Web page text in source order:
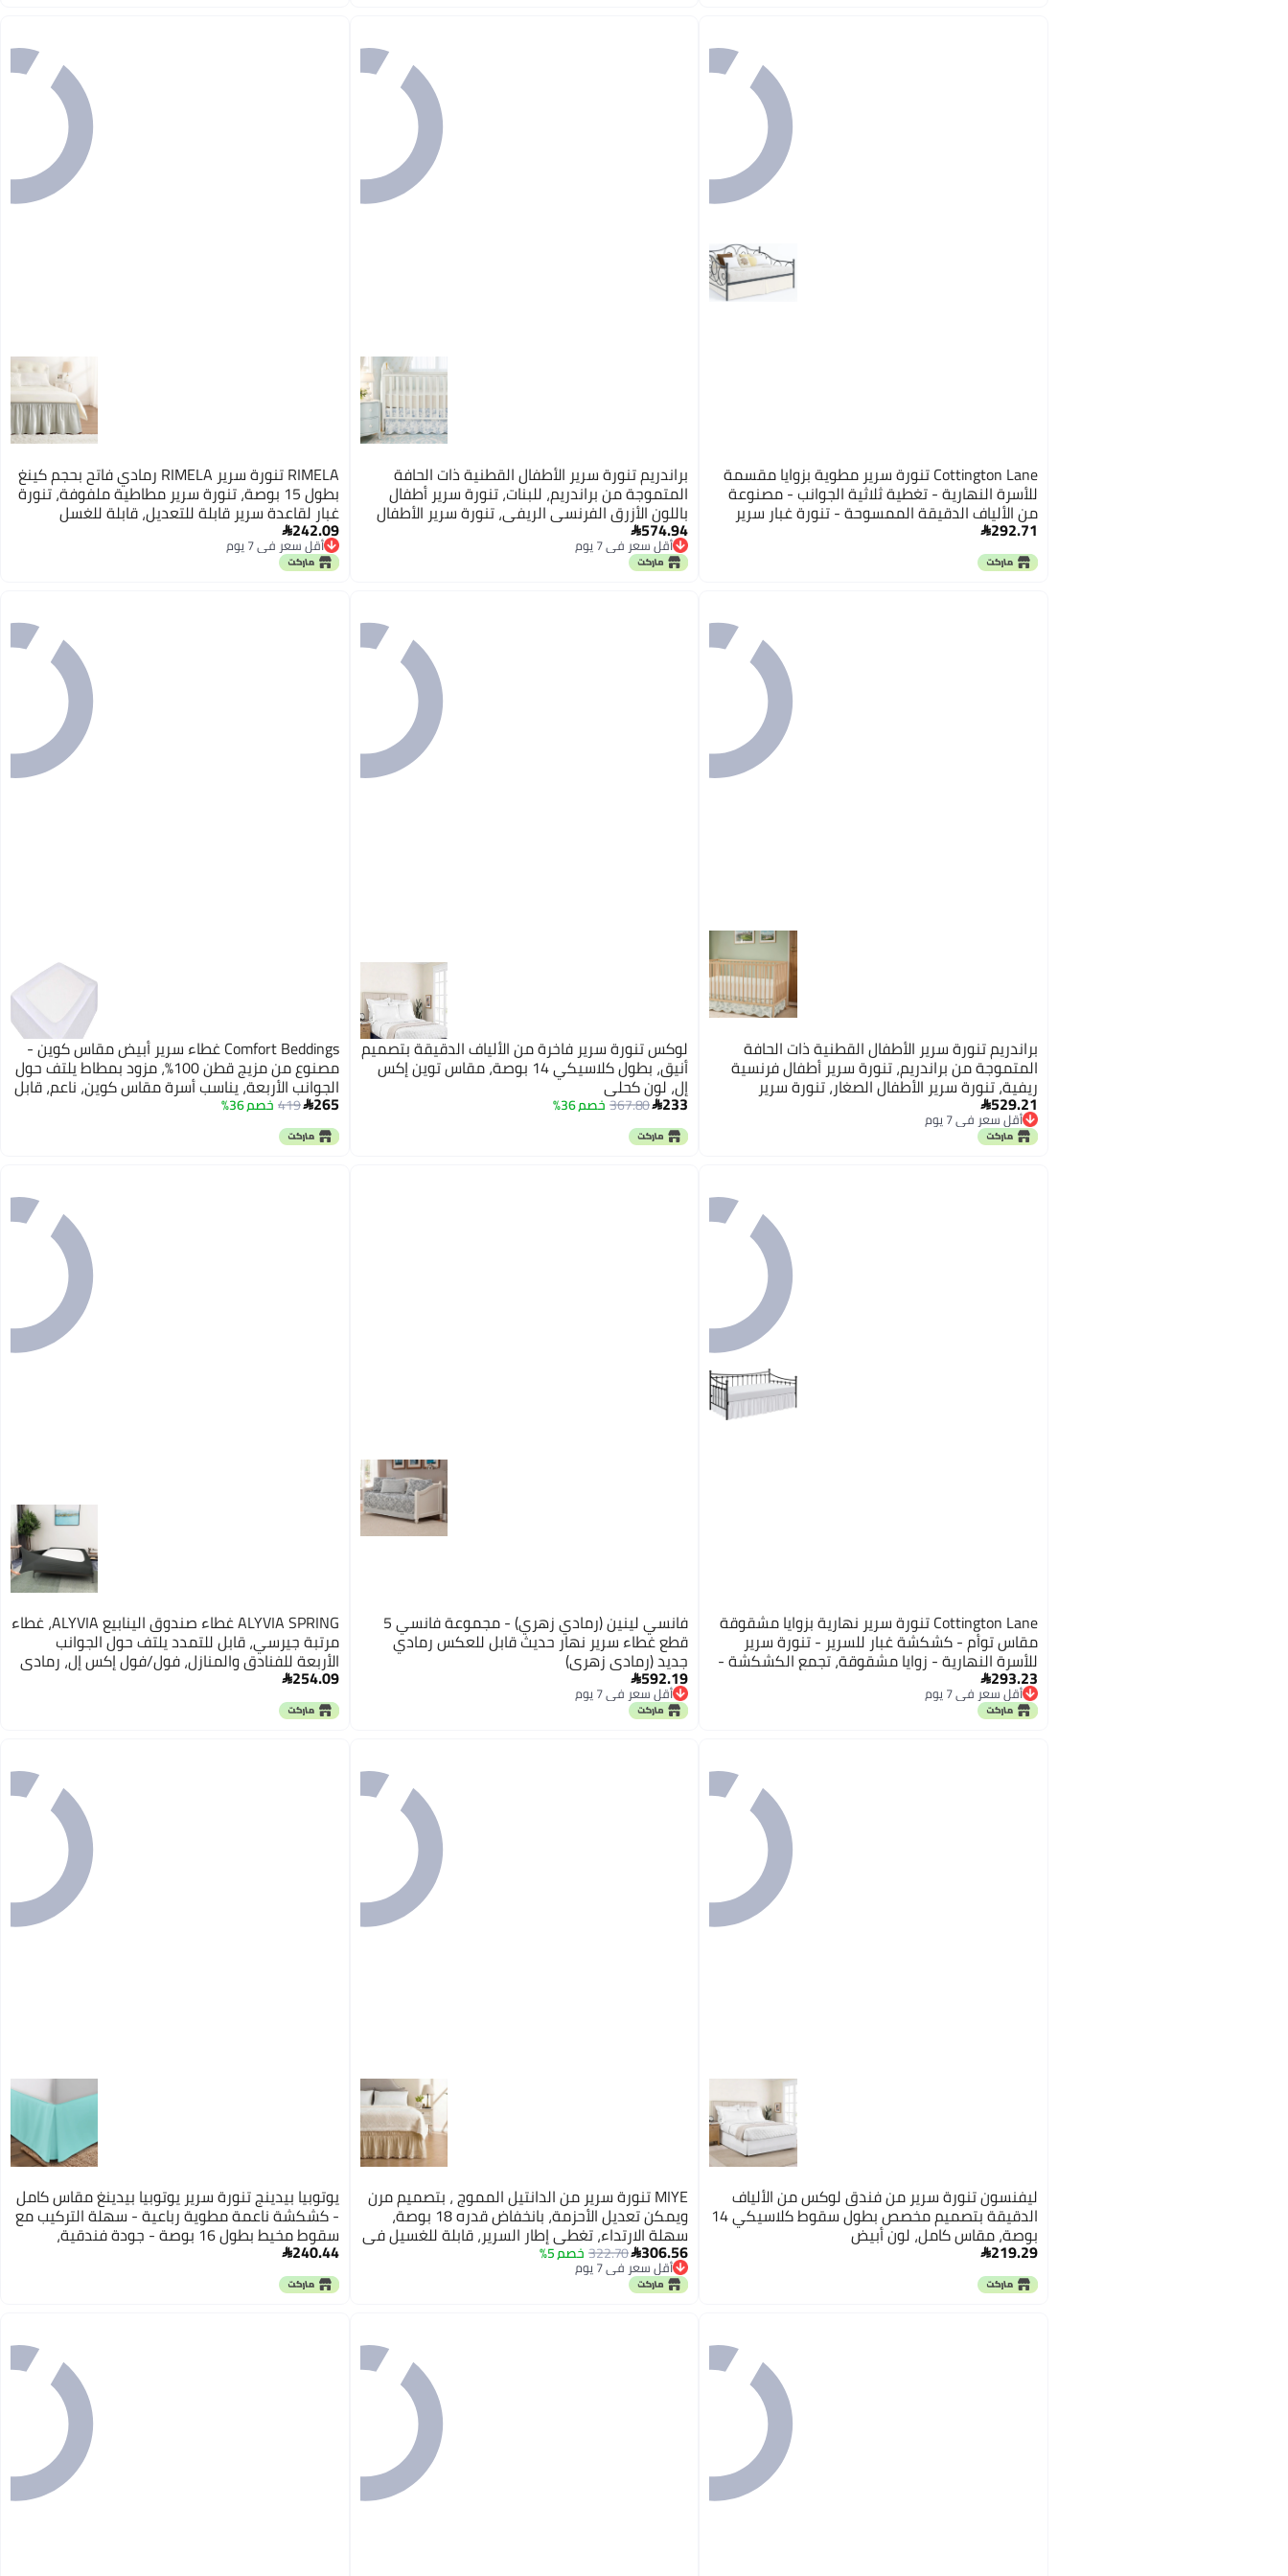
Cottington Lane تنورة سرير مطوية بزوايا مقسمة
للأسرة النهارية - تغطية ثلاثية الجوانب - مصنوعة
من الألياف الدقيقة الممسوحة - تنورة غبار سرير
نهارية عاجية بزوايا مقسمة - مقاس توأم بسقوط
12 بوصة (توأم/سقوط 12 بوصة)
292.71
براندريم تنورة سرير الأطفال القطنية ذات الحافة
المتموجة من براندريم، للبنات، تنورة سرير أطفال
باللون الأزرق الفرنسي الريفي، تنورة سرير الأطفال
الصغار، تنورة سرير الحضانة ذات الطابع الريفي الأنيق،
تنورة بوهو بوهيمية قديمة مطبوعة بالزهور من
الجيل الأكبر
574.94
أقل سعر في 7 يوم
توصيل مجاني
أقل سعر في 7 يوم
RIMELA تنورة سرير RIMELA رمادي فاتح بحجم كينغ
بطول 15 بوصة، تنورة سرير مطاطية ملفوفة، تنورة
غبار لقاعدة سرير قابلة للتعديل، قابلة للغسل
بالماكينة، سهلة التركيب
242.09
أقل سعر في 7 يوم
أقل سعر في 7 يوم
براندريم تنورة سرير الأطفال القطنية ذات الحافة
المتموجة من براندريم، تنورة سرير أطفال فرنسية
ريفية، تنورة سرير الأطفال الصغار، تنورة سرير
الحضانة، تنورة بوهو بوهيمية محايدة قديمة خضراء
مطبوعة بالزهور، تنورة ذات طابع ريفي أنيق بوهو
بوهيمية
529.21
أقل سعر في 7 يوم
توصيل مجاني
أقل سعر في 7 يوم
لوكس تنورة سرير فاخرة من الألياف الدقيقة بتصميم
أنيق، بطول كلاسيكي 14 بوصة، مقاس توين إكس
إل، لون كحلي
233
367.80خصم 36%
Comfort Beddings غطاء سرير أبيض مقاس كوين -
مصنوع من مزيج قطن 100%، مزود بمطاط يلتف حول
الجوانب الأربعة، يناسب أسرة مقاس كوين، ناعم، قابل
للغسل - بديل لتنورة السرير، غطاء إطار سرير أبيض
265
419خصم 36%
Cottington Lane تنورة سرير نهارية بزوايا مشقوقة
مقاس توأم - كشكشة غبار للسرير - تنورة سرير
للأسرة النهارية - زوايا مشقوقة، تجمع الكشكشة -
قطن/مايكروفايبر بولي أصلي - تنورة سرير مقاس
توأم 12 بوصة - تنانير سرير بيضاء
293.23
أقل سعر في 7 يوم
أقل سعر في 7 يوم
فانسي لينين (رمادي زهري) - مجموعة فانسي 5
قطع غطاء سرير نهار حديث قابل للعكس رمادي
جديد (رمادي زهري)
592.19
أقل سعر في 7 يوم
توصيل مجاني
أقل سعر في 7 يوم
ALYVIA SPRING غطاء صندوق الينابيع ALYVIA، غطاء
مرتبة جيرسي، قابل للتمدد يلتف حول الجوانب
الأربعة للفنادق والمنازل، فول/فول إكس إل، رمادي
254.09
ليفنسون تنورة سرير من فندق لوكس من الألياف
الدقيقة بتصميم مخصص بطول سقوط كلاسيكي 14
بوصة، مقاس كامل، لون أبيض
219.29
MIYE تنورة سرير من الدانتيل المموج ، بتصميم مرن
ويمكن تعديل الأحزمة، بانخفاض قدره 18 بوصة،
سهلة الارتداء، تغطي إطار السرير، قابلة للغسيل في
الغسالة (تصميم بالزخارف/كريمي، مقاس كامل/توأم
- 18 بوصة)
306.56
322.70خصم 5%
أقل سعر في 7 يوم
أقل سعر في 7 يوم
يوتوبيا بيدينج تنورة سرير يوتوبيا بيدينغ مقاس كامل
- كشكشة ناعمة مطوية رباعية - سهلة التركيب مع
سقوط مخيط بطول 16 بوصة - جودة فندقية،
مقاومة للانكماش والبهتان (مقاس كوين، أزرق سبا)
240.44